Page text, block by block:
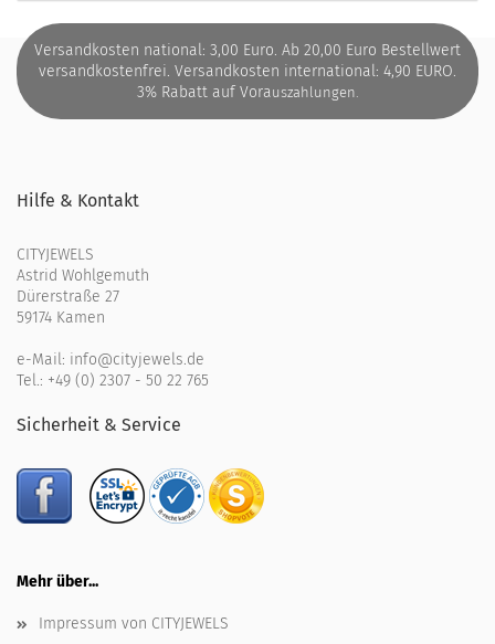
Versandkosten national: 3,00 Euro. Ab 20,00 Euro Bestellwert
versandkostenfrei. Versandkosten international: 4,90 EURO.
3% Rabatt auf Vorauszahlungen.
Hilfe & Kontakt
CITYJEWELS
Astrid Wohlgemuth
Dürerstraße 27
59174 Kamen
e-Mail: info@cityjewels.de
Tel.: +49 (0) 2307 - 50 22 765
Sicherheit & Service
Mehr über...
Impressum von CITYJEWELS